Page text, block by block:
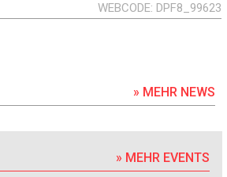
WEBCODE DPF8_99623
» MEHR NEWS
» MEHR EVENTS